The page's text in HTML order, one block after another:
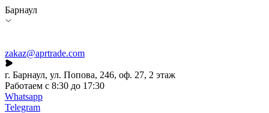
Барнаул
zakaz@aprtrade.com
г. Барнаул, ул. Попова, 246, оф. 27, 2 этаж
Работаем с 8:30 до 17:30
Whatsapp
Telegram